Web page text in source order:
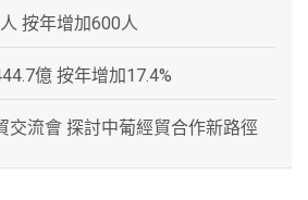
按年增加600人
億 按年增加17.4%
交流會 探討中葡經貿合作新路徑